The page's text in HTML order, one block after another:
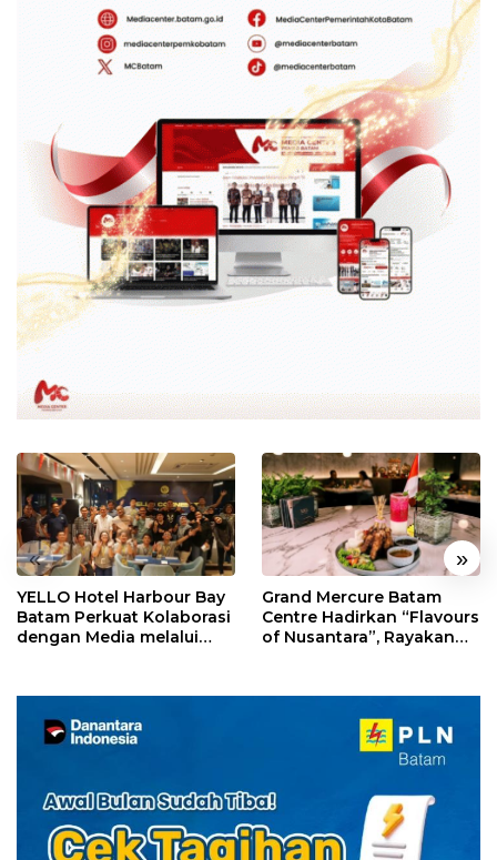
« »
YELLO Hotel Harbour Bay
Batam Perkuat Kolaborasi
dengan Media melalui
Grand Mercure Batam
Centre Hadirkan “Flavours
of Nusantara”, Rayakan